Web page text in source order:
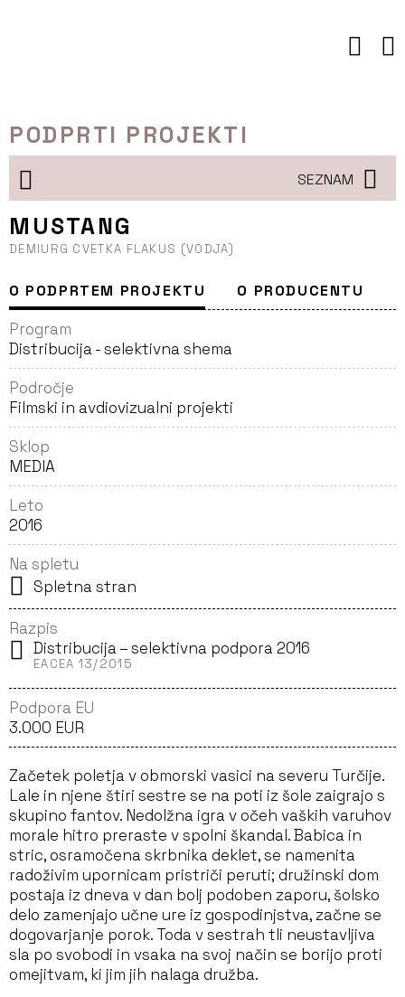
PODPRTI PROJEKTI
SEZNAM
MUSTANG
DEMIURG CVETKA FLAKUS (VODJA)
O PODPRTEM PROJEKTU O PRODUCENTU
Program
Distribucija - selektivna shema
Področje
Filmski in avdiovizualni projekti
Sklop
MEDIA
Leto
2016
Na spletu
Spletna stran
Razpis
Distribucija – selektivna podpora 2016
EACEA 13/2015
Podpora EU
3.000 EUR
Začetek poletja v obmorski vasici na severu Turčije.
Lale in njene štiri sestre se na poti iz šole zaigrajo s
skupino fantov. Nedolžna igra v očeh vaških varuhov
morale hitro preraste v spolni škandal. Babica in
stric, osramočena skrbnika deklet, se namenita
radoživim upornicam pristriči peruti; družinski dom
postaja iz dneva v dan bolj podoben zaporu, šolsko
delo zamenjajo učne ure iz gospodinjstva, začne se
dogovarjanje porok. Toda v sestrah tli neustavljiva
sla po svobodi in vsaka na svoj način se borijo proti
omejitvam, ki jim jih nalaga družba.